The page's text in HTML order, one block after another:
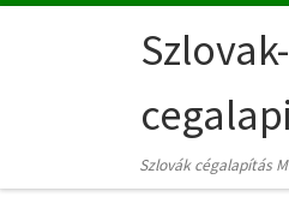
Skip to contentSzlovak-
Szlovák cégalapítás